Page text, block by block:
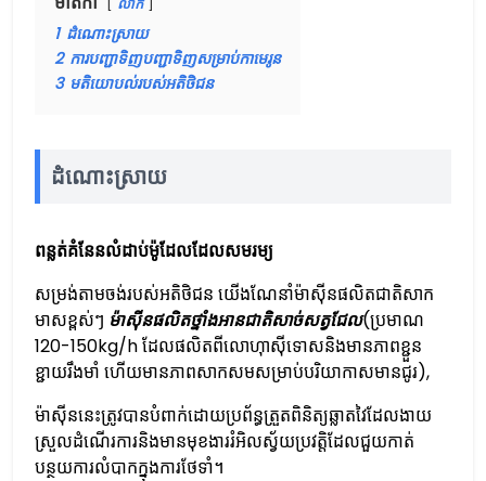
លាក់
1 ដំណោះស្រាយ
2 ការបញ្ជាទិញបញ្ជាទិញសម្រាប់កាមេរូន
3 មតិយោបល់របស់អតិថិជន
ដំណោះស្រាយ
ពន្លត់គំនែនលំដាប់ម៉ូដែលដែលសមរម្យ
សម្រង់តាមចង់របស់អតិថិជន យើងណែនាំម៉ាស៊ីនផលិតជាតិសាក
មាសខ្ពស់ៗ ម៉ាស៊ីនផលិតថ្នាំងអានជាតិសាច់សត្វជែល(ប្រមាណ
120-150kg/h ដែលផលិតពីលោហុាស៊ីទោសនិងមានភាពខ្ជួន
ខ្ជាយរឹងមាំ ហើយមានភាពសាកសមសម្រាប់បរិយាកាសមានជូរ),
ម៉ាស៊ីននេះត្រូវបានបំពាក់ដោយប្រព័ន្ធត្រួតពិនិត្យឆ្លាតវៃដែលងាយ
ស្រួលដំណើរការនិងមានមុខងាររំអិលស្វ័យប្រវត្តិដែលជួយកាត់
បន្ថយការលំបាកក្នុងការថែទាំ។